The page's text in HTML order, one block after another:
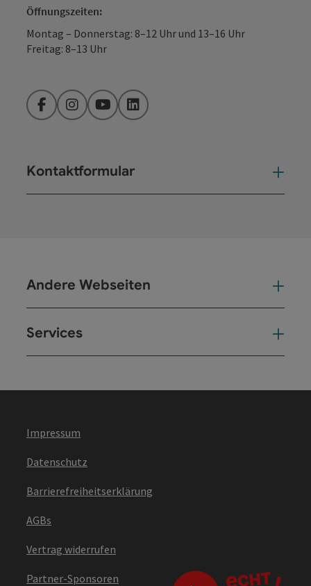
Öffnungszeiten:
Montag – Donnerstag: 8–12 Uhr und 13–16 Uhr
Freitag: 8–13 Uhr
FacebookInstagramYouTubeLinkedIn
Kontaktformular
Andere Webseiten
Services
Impressum
Datenschutz
Barrierefreiheitserklärung
AGBs
Vertrag widerrufen
Partner-Sponsoren